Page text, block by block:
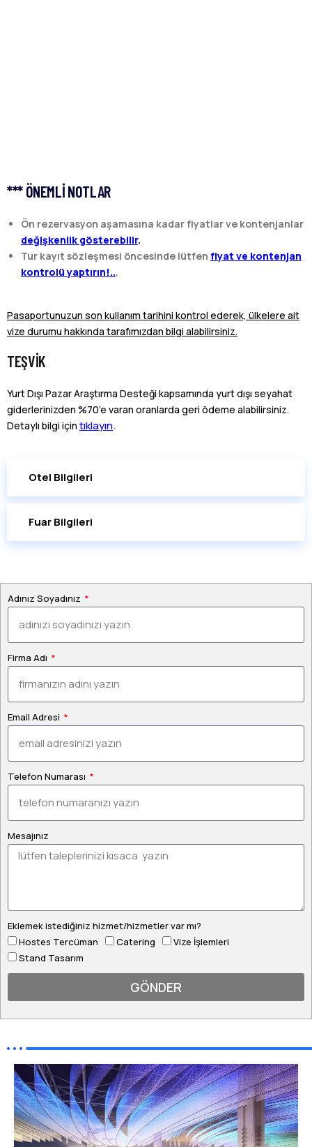
*** ÖNEMLI NOTLAR
Ön rezervasyon aşamasına kadar fiyatlar ve kontenjanlar
değişkenlik gösterebilir.
Tur kayıt sözleşmesi öncesinde lütfen fiyat ve kontenjan
kontrolü yaptırın!...
Pasaportunuzun son kullanım tarihini kontrol ederek, ülkelere ait
vize durumu hakkında tarafımızdan bilgi alabilirsiniz.
TEŞVIK
Yurt Dışı Pazar Araştırma Desteği kapsamında yurt dışı seyahat
giderlerinizden %70’e varan oranlarda geri ödeme alabilirsiniz.
Detaylı bilgi için tıklayın.
Otel Bilgileri
Fuar Bilgileri
Adınız Soyadınız
Firma Adı
Email Adresi
Telefon Numarası
Mesajınız
Eklemek istediğiniz hizmet/hizmetler var mı?
Hostes Tercüman
Catering
Vize İşlemleri
Stand Tasarım
GÖNDER